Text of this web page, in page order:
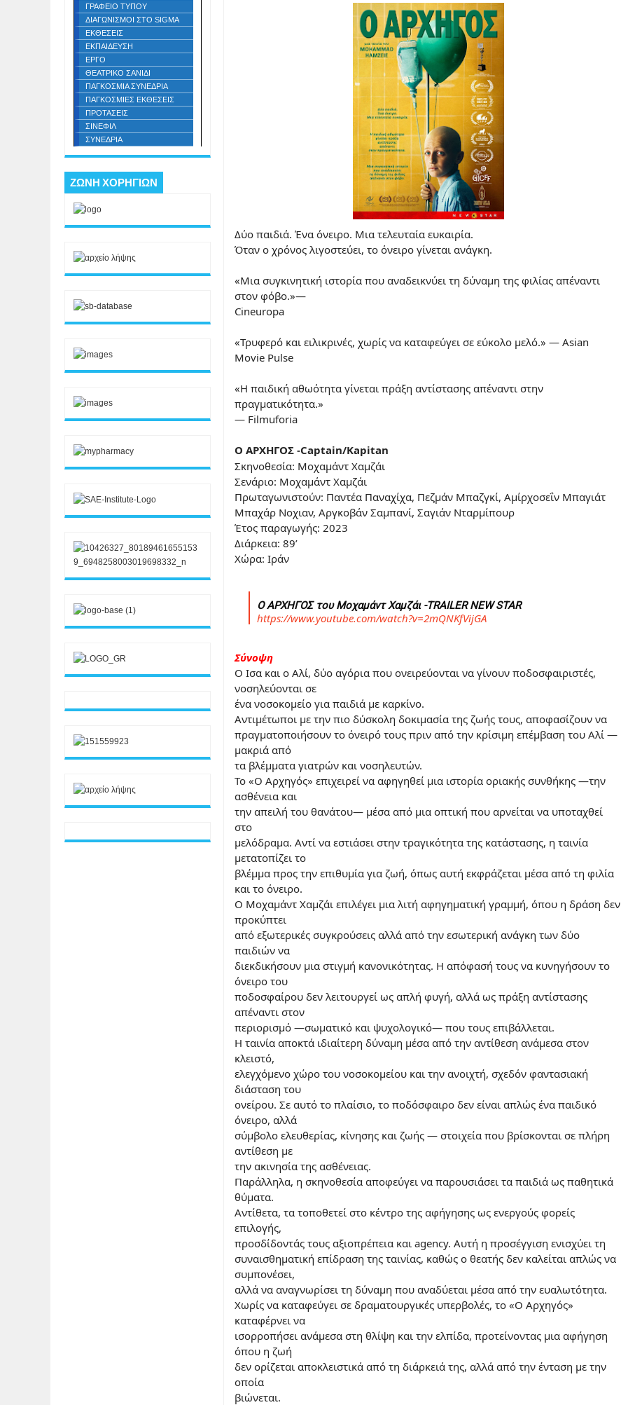
Δύο παιδιά. Ένα όνειρο. Μια τελευταία ευκαιρία.
Όταν ο χρόνος λιγοστεύει, το όνειρο γίνεται ανάγκη.
«Μια συγκινητική ιστορία που αναδεικνύει τη δύναμη της φιλίας απέναντι
στον φόβο.»—
Cineuropa
«Τρυφερό και ειλικρινές, χωρίς να καταφεύγει σε εύκολο μελό.» — Asian
Movie Pulse
«Η παιδική αθωότητα γίνεται πράξη αντίστασης απέναντι στην
πραγματικότητα.»
— Filmuforia
Ο ΑΡΧΗΓΟΣ -Captain/Kapitan
Σκηνοθεσία: Μοχαμάντ Χαμζάι
Σενάριο: Μοχαμάντ Χαμζάι
Πρωταγωνιστούν: Παντέα Παναχίχα, Πεζμάν Μπαζγκί, Αμίρχοσεΐν Μπαγιάτ
Μπαχάρ Νοχιαν, Αργκοβάν Σαμπανί, Σαγιάν Νταρμίπουρ
Έτος παραγωγής: 2023
Διάρκεια: 89’
Χώρα: Ιράν
Ο ΑΡΧΗΓΟΣ του Μοχαμάντ Χαμζάι -TRAILER NEW STAR
https://www.youtube.com/watch?v=2mQNKfVijGA
Σύνοψη
Ο Ισα και ο Αλί, δύο αγόρια που ονειρεύονται να γίνουν ποδοσφαιριστές,
νοσηλεύονται σε
ένα νοσοκομείο για παιδιά με καρκίνο.
Αντιμέτωποι με την πιο δύσκολη δοκιμασία της ζωής τους, αποφασίζουν να
πραγματοποιήσουν το όνειρό τους πριν από την κρίσιμη επέμβαση του Αλί —
μακριά από
τα βλέμματα γιατρών και νοσηλευτών.
Το «Ο Αρχηγός» επιχειρεί να αφηγηθεί μια ιστορία οριακής συνθήκης —την
ασθένεια και
την απειλή του θανάτου— μέσα από μια οπτική που αρνείται να υποταχθεί
στο
μελόδραμα. Αντί να εστιάσει στην τραγικότητα της κατάστασης, η ταινία
μετατοπίζει το
βλέμμα προς την επιθυμία για ζωή, όπως αυτή εκφράζεται μέσα από τη φιλία
και το όνειρο.
Ο Μοχαμάντ Χαμζάι επιλέγει μια λιτή αφηγηματική γραμμή, όπου η δράση δεν
προκύπτει
από εξωτερικές συγκρούσεις αλλά από την εσωτερική ανάγκη των δύο
παιδιών να
διεκδικήσουν μια στιγμή κανονικότητας. Η απόφασή τους να κυνηγήσουν το
όνειρο του
ποδοσφαίρου δεν λειτουργεί ως απλή φυγή, αλλά ως πράξη αντίστασης
απέναντι στον
περιορισμό —σωματικό και ψυχολογικό— που τους επιβάλλεται.
Η ταινία αποκτά ιδιαίτερη δύναμη μέσα από την αντίθεση ανάμεσα στον
κλειστό,
ελεγχόμενο χώρο του νοσοκομείου και την ανοιχτή, σχεδόν φαντασιακή
διάσταση του
ονείρου. Σε αυτό το πλαίσιο, το ποδόσφαιρο δεν είναι απλώς ένα παιδικό
όνειρο, αλλά
σύμβολο ελευθερίας, κίνησης και ζωής — στοιχεία που βρίσκονται σε πλήρη
αντίθεση με
την ακινησία της ασθένειας.
Παράλληλα, η σκηνοθεσία αποφεύγει να παρουσιάσει τα παιδιά ως παθητικά
θύματα.
Αντίθετα, τα τοποθετεί στο κέντρο της αφήγησης ως ενεργούς φορείς
επιλογής,
προσδίδοντάς τους αξιοπρέπεια και agency. Αυτή η προσέγγιση ενισχύει τη
συναισθηματική επίδραση της ταινίας, καθώς ο θεατής δεν καλείται απλώς να
συμπονέσει,
αλλά να αναγνωρίσει τη δύναμη που αναδύεται μέσα από την ευαλωτότητα.
Χωρίς να καταφεύγει σε δραματουργικές υπερβολές, το «Ο Αρχηγός»
καταφέρνει να
ισορροπήσει ανάμεσα στη θλίψη και την ελπίδα, προτείνοντας μια αφήγηση
όπου η ζωή
δεν ορίζεται αποκλειστικά από τη διάρκειά της, αλλά από την ένταση με την
οποία
βιώνεται.
ΓΡΑΦΕΙΟ ΤΥΠΟΥ
ΔΙΑΓΩΝΙΣΜΟΙ ΣΤΟ SIGMA
ΕΚΘΕΣΕΙΣ
ΕΚΠΑΙΔΕΥΣΗ
ΕΡΓΟ
ΘΕΑΤΡΙΚΟ ΣΑΝΙΔΙ
ΠΑΓΚΟΣΜΙΑ ΣΥΝΕΔΡΙΑ
ΠΑΓΚΟΣΜΙΕΣ ΕΚΘΕΣΕΙΣ
ΠΡΟΤΑΣΕΙΣ
ΣΙΝΕΦΙΛ
ΣΥΝΕΔΡΙΑ
ΖΩΝΗ ΧΟΡΗΓΙΩΝ